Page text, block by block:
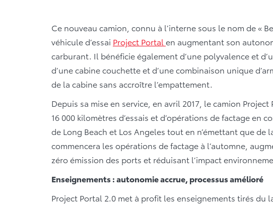
Ce nouveau camion, connu à l’interne sous le nom de «
véhicule d’essai Project Portal en augmentant son
carburant. Il bénéficie également d’une polyvalence et
d’une cabine couchette et d’une combinaison unique
de la cabine sans accroître l’empattement.
Depuis sa mise en service, en avril 2017, le camion
16 000 kilomètres d’essais et d’opérations de factage en
de Long Beach et Los Angeles tout en n’émettant que de
commencera les opérations de factage à l’automne,
zéro émission des ports et réduisant l’impact
Enseignements : autonomie accrue, processus amélioré
Project Portal 2.0 met à profit les enseignements tirés du